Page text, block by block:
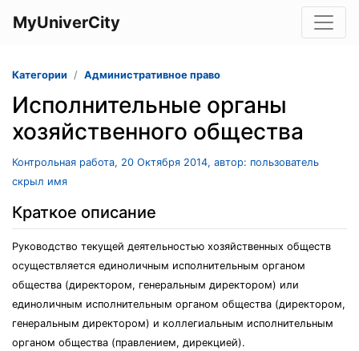
MyUniverCity
Категории Административное право
Исполнительные органы
хозяйственного общества
Контрольная работа, 20 Октября 2014, автор: пользователь
скрыл имя
Краткое описание
Руководство текущей деятельностью хозяйственных обществ
осуществляется единоличным исполнительным органом
общества (директором, генеральным директором) или
единоличным исполнительным органом общества (директором,
генеральным директором) и коллегиальным исполнительным
органом общества (правлением, дирекцией).